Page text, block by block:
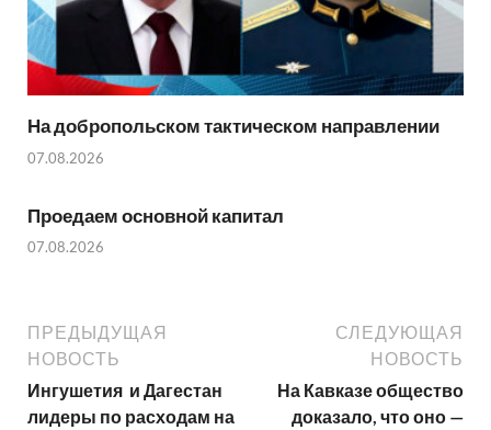
На добропольском тактическом направлении
07.08.2026
Проедаем основной капитал
07.08.2026
ПРЕДЫДУЩАЯ
НОВОСТЬ
Ингушетия и Дагестан
лидеры по расходам на
СЛЕДУЮЩАЯ
НОВОСТЬ
На Кавказе общество
доказало, что оно —